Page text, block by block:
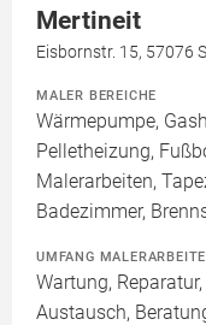
Mertineit
Eisbornstr. 15, 57076
MALER BEREICHE
Wärmepumpe,
Pelletheizung,
Malerarbeiten,
Badezimmer,
UMFANG
Wartung,
Austausch,